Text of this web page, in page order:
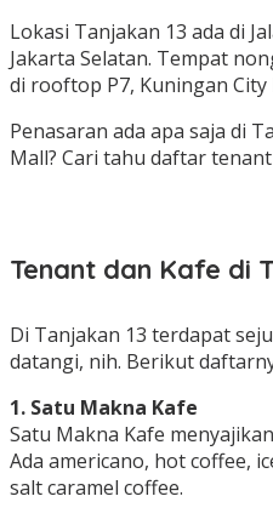
Lokasi Tanjakan 13 ada di
Jakarta Selatan. Tempat
di rooftop P7, Kuningan City
Penasaran ada apa saja di
Mall? Cari tahu daftar
Tenant dan Kafe di
Di Tanjakan 13 terdapat
datangi, nih. Berikut
1. Satu Makna Kafe
Satu Makna Kafe
Ada americano, hot coffee,
salt caramel coffee.